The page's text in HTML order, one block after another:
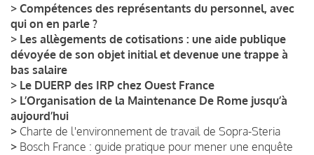
> Compétences des représentants du personnel, avec
qui on en parle ?
> Les allègements de cotisations : une aide publique
dévoyée de son objet initial et devenue une trappe à
bas salaire
> Le DUERP des IRP chez Ouest France
> L’Organisation de la Maintenance De Rome jusqu’à
aujourd’hui
> Charte de l'environnement de travail de Sopra-Steria
> Bosch France : guide pratique pour mener une enquête